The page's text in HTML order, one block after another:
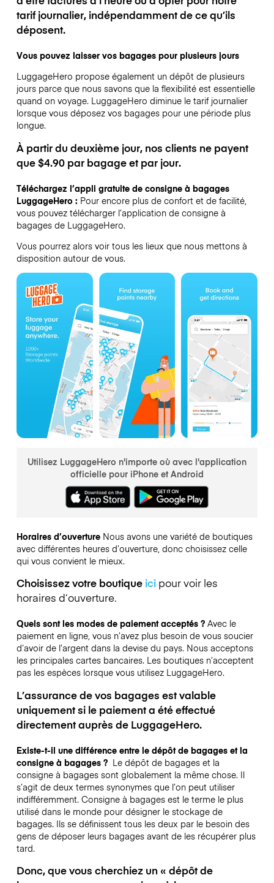
tarif journalier, indépendamment de ce qu’ils
déposent.
Vous pouvez laisser vos bagages pour plusieurs jours
LuggageHero propose également un dépôt de plusieurs
jours parce que nous savons que la flexibilité est essentielle
quand on voyage. LuggageHero diminue le tarif journalier
lorsque vous déposez vos bagages pour une période plus
longue.
À partir du deuxième jour, nos clients ne payent
que $4.90 par bagage et par jour.
Téléchargez l’appli gratuite de consigne à bagages
LuggageHero :Pour encore plus de confort et de facilité,
vous pouvez télécharger l’application de consigne à
bagages de LuggageHero.
Vous pourrez alors voir tous les lieux que nous mettons à
disposition autour de vous.
Utilisez LuggageHero n'importe où avec l'application
officielle pour iPhone et Android
Horaires d’ouverture Nous avons une variété de boutiques
avec différentes heures d’ouverture, donc choisissez celle
qui vous convient le mieux.
Choisissez votre boutique icipour voir les
horaires d’ouverture.
Quels sont les modes de paiement acceptés ? Avec le
paiement en ligne, vous n’avez plus besoin de vous soucier
d’avoir de l’argent dans la devise du pays. Nous acceptons
les principales cartes bancaires. Les boutiques n’acceptent
pas les espèces lorsque vous utilisez LuggageHero.
L’assurance de vos bagages est valable
uniquement si le paiement a été effectué
directement auprès de LuggageHero.
Existe-t-il une différence entre le dépôt de bagages et la
consigne à bagages ? Le dépôt de bagages et la
consigne à bagages sont globalement la même chose. Il
s’agit de deux termes synonymes que l’on peut utiliser
indifféremment. Consigne à bagages est le terme le plus
utilisé dans le monde pour désigner le stockage de
bagages. Ils se définissent tous les deux par le besoin des
gens de déposer leurs bagages avant de les récupérer plus
tard.
Donc, que vous cherchiez un « dépôt de